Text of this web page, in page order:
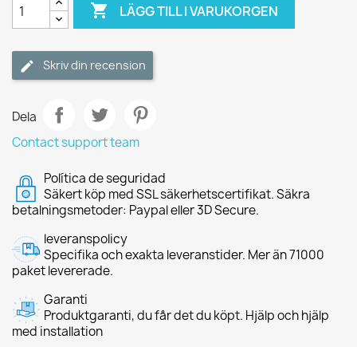
 LÄGG TILL I VARUKORGEN
Skriv din recension
Dela
Contact support team
Política de seguridad
Säkert köp med SSL säkerhetscertifikat. Säkra
betalningsmetoder: Paypal eller 3D Secure.
leveranspolicy
Specifika och exakta leveranstider. Mer än 71000
paket levererade.
Garanti
Produktgaranti, du får det du köpt. Hjälp och hjälp
med installation